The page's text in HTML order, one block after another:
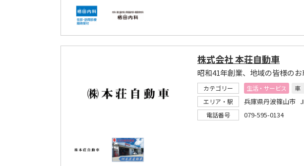
株式会社 本荘自動車
カテゴリー 生活・サービス
車
エリア・駅
兵庫県丹波篠山市
電話番号 079-595-0134